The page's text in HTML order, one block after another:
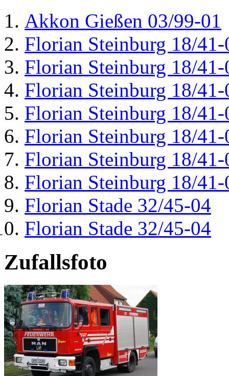
Akkon Gießen 03/99-01
Florian Steinburg 18/41-
Florian Steinburg 18/41-
Florian Steinburg 18/41-
Florian Steinburg 18/41-
Florian Steinburg 18/41-
Florian Steinburg 18/41-
Florian Steinburg 18/41-
Florian Stade 32/45-04
Florian Stade 32/45-04
Zufallsfoto